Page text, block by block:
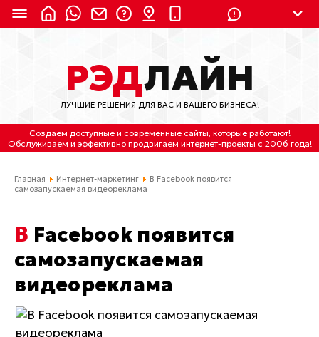
8 (800) 550-9899 (с 2:30 до 11:30 по
Мск)
Бесплатно по России
(4212) 658-653
(4212) 637-673
Отдельный вход \ Левый торец здания
info@lred.ru
Все контакты
РЭДЛАЙН
ЛУЧШИЕ РЕШЕНИЯ ДЛЯ ВАС И ВАШЕГО БИЗНЕСА!
Создаем доступные и современные сайты, которые работают!
Обслуживаем и эффективно продвигаем интернет-проекты с 2006 года!
Главная Интернет-маркетинг
В Facebook появится
самозапускаемая видеореклама
В Facebook появится
самозапускаемая
видеореклама